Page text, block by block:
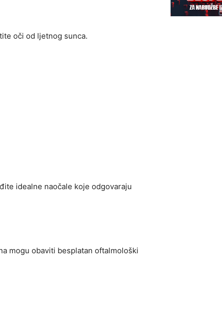
oči od ljetnog sunca.
idealne naočale koje odgovaraju
mogu obaviti besplatan oftalmološki